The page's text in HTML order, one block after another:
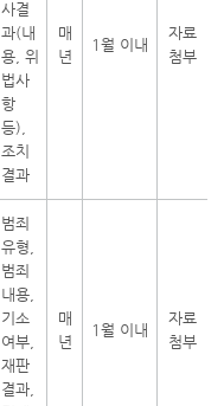
사결
과(내
용, 위
법사
항
등),
조치
결과
매
년
1월 이내
자료
첨부
범죄
유형,
범죄
내용,
기소
여부,
재판
결과,
매
년
1월 이내
자료
첨부